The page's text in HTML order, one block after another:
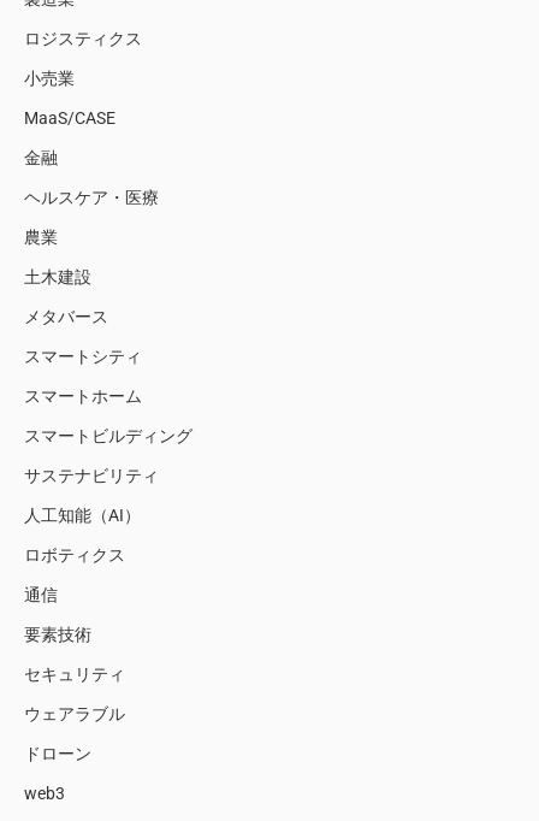
ロジスティクス
小売業
MaaS/CASE
金融
ヘルスケア・医療
農業
土木建設
メタバース
スマートシティ
スマートホーム
スマートビルディング
サステナビリティ
人工知能（AI）
ロボティクス
通信
要素技術
セキュリティ
ウェアラブル
ドローン
web3